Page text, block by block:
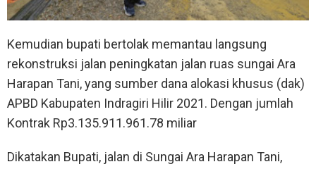
Kemudian bupati bertolak memantau langsung
rekonstruksi jalan peningkatan jalan ruas sungai Ara
Harapan Tani, yang sumber dana alokasi khusus (dak)
APBD Kabupaten Indragiri Hilir 2021. Dengan jumlah
Kontrak Rp3.135.911.961.78 miliar
Dikatakan Bupati, jalan di Sungai Ara Harapan Tani,